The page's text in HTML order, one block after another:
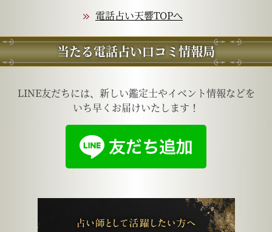
電話占い天響TOPへ
当たる電話占い口コミ情報局
LINE友だちには、新しい鑑定士やイベント情報などを
いち早くお届けいたします！